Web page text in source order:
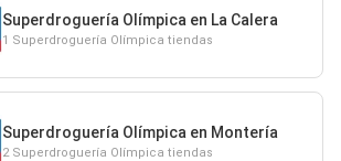
Superdroguería Olímpica en La Calera
1 Superdroguería Olímpica tiendas
Superdroguería Olímpica en Montería
2 Superdroguería Olímpica tiendas